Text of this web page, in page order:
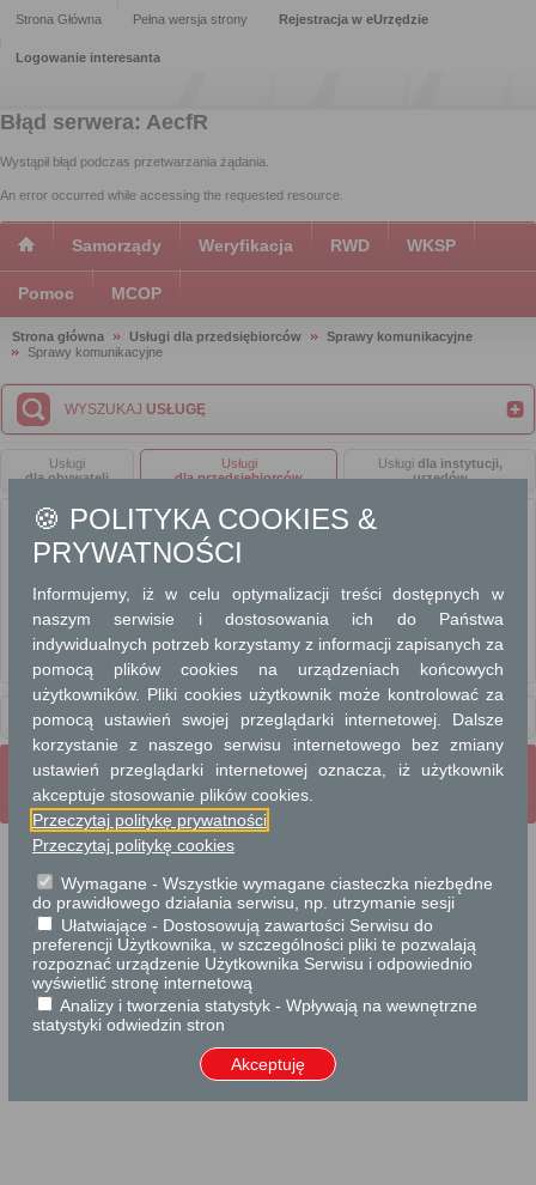
Strona Główna Pełna wersja strony Rejestracja w eUrzędzie
Logowanie interesanta
Błąd serwera: AecfR
Wystąpił błąd podczas przetwarzania żądania.
An error occurred while accessing the requested resource.
Samorządy Weryfikacja RWD WKSP
Pomoc MCOP
Strona główna Usługi dla przedsiębiorców
Sprawy komunikacyjne
Sprawy komunikacyjne
WYSZUKAJ USŁUGĘ
Usługi
dla obywateli
Usługi
dla przedsiębiorców
Usługi dla instytucji,
urzędów
DZIAŁALNOŚĆ REGULOWANA
REJESTRACJA POJAZDÓW
WYREJESTROWYWANIE
dla przedsiębiorców
Wrota Mazowsza
Strona mobilna
Strona Główna
Projekt współfinansowany przez Unię Europejską ze środków Europejskiego
Funduszu Rozwoju Regionalnego w ramach Regionalnego Programu Operacyjnego
Województwa Mazowieckiego 2007-2013.
🍪 POLITYKA COOKIES &
PRYWATNOŚCI
Informujemy, iż w celu optymalizacji treści dostępnych w
naszym serwisie i dostosowania ich do Państwa
indywidualnych potrzeb korzystamy z informacji zapisanych za
pomocą plików cookies na urządzeniach końcowych
użytkowników. Pliki cookies użytkownik może kontrolować za
pomocą ustawień swojej przeglądarki internetowej. Dalsze
korzystanie z naszego serwisu internetowego bez zmiany
ustawień przeglądarki internetowej oznacza, iż użytkownik
akceptuje stosowanie plików cookies.
Przeczytaj politykę prywatności
Przeczytaj politykę cookies
Wymagane - Wszystkie wymagane ciasteczka niezbędne
do prawidłowego działania serwisu, np. utrzymanie sesji
Ułatwiające - Dostosowują zawartości Serwisu do
preferencji Użytkownika, w szczególności pliki te pozwalają
rozpoznać urządzenie Użytkownika Serwisu i odpowiednio
wyświetlić stronę internetową
Analizy i tworzenia statystyk - Wpływają na wewnętrzne
statystyki odwiedzin stron
Akceptuję